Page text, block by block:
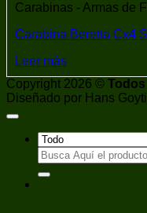
Carabinas - Armas de
Carabina Beretta Cx4
Leer más
Copyright 2026 ©
Diseñado por Hans
Buscar
por: